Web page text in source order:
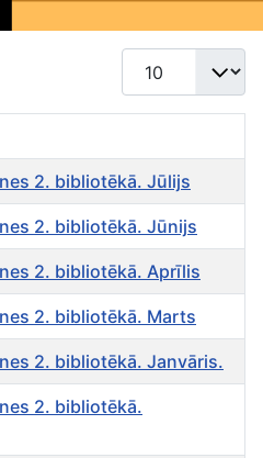
Rādīt #
2. bibliotēkā. Jūlijs
2. bibliotēkā. Jūnijs
2. bibliotēkā. Aprīlis
2. bibliotēkā. Marts
2. bibliotēkā. Janvāris.
2. bibliotēkā.